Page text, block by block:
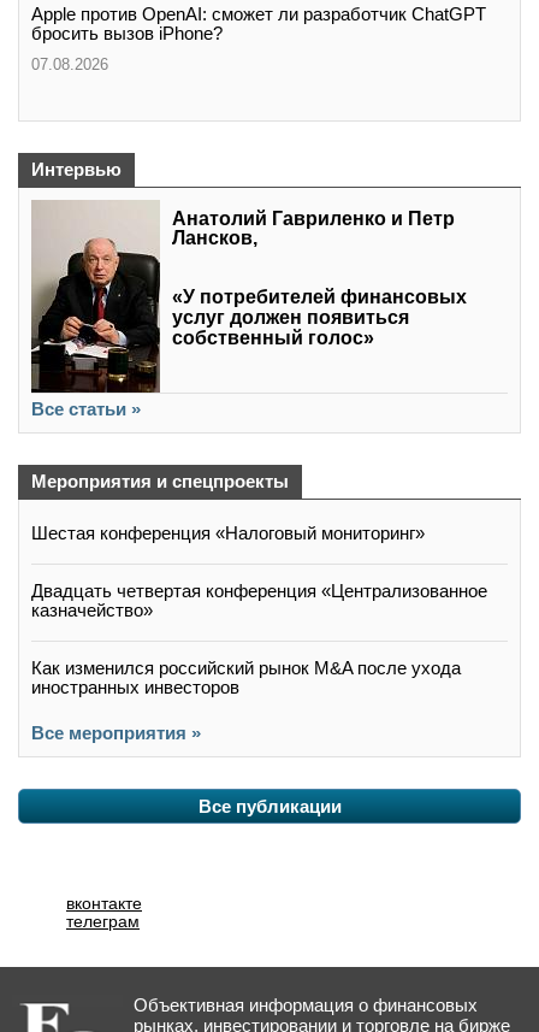
Apple против OpenAI: сможет ли разработчик ChatGPT
бросить вызов iPhone?
07.08.2026
Интервью
Анатолий Гавриленко и Петр
Лансков,
«У потребителей финансовых
услуг должен появиться
собственный голос»
Все статьи »
Мероприятия и спецпроекты
Шестая конференция «Налоговый мониторинг»
Двадцать четвертая конференция «Централизованное
казначейство»
Как изменился российский рынок M&A после ухода
иностранных инвесторов
Все мероприятия »
Все публикации
вконтакте
телеграм
Объективная информация о финансовых
рынках, инвестировании и торговле на бирже